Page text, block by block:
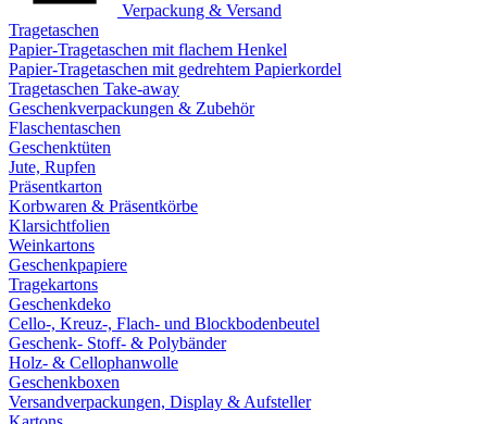
Verpackung & Versand
Tragetaschen
Papier-Tragetaschen mit flachem Henkel
Papier-Tragetaschen mit gedrehtem Papierkordel
Tragetaschen Take-away
Geschenkverpackungen & Zubehör
Flaschentaschen
Geschenktüten
Jute, Rupfen
Präsentkarton
Korbwaren & Präsentkörbe
Klarsichtfolien
Weinkartons
Geschenkpapiere
Tragekartons
Geschenkdeko
Cello-, Kreuz-, Flach- und Blockbodenbeutel
Geschenk- Stoff- & Polybänder
Holz- & Cellophanwolle
Geschenkboxen
Versandverpackungen, Display & Aufsteller